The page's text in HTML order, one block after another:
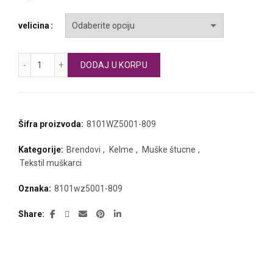
velicina
DODAJ U KORPU
Šifra proizvoda: 8101WZ5001-809
Kategorije: Brendovi , Kelme , Muške štucne ,
Tekstil muškarci
Oznaka: 8101wz5001-809
Share